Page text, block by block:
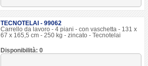
TECNOTELAI - 99062
Carrello da lavoro - 4 piani - con vaschetta - 131 x
67 x 165,5 cm - 250 kg - zincato - Tecnotelai
Disponibilità: 0